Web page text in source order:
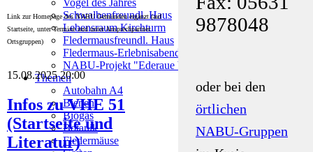
Vogel des Jahres
Schwalbenfreundl. Haus
Lebensraum Kirchturm
Fledermausfreundl. Haus
Fledermaus-Erlebnisabende
NABU-Projekt "Ederaue bei Rennertehausen"
Themen
Autobahn A4
Bienen
Biogas
Botanik
Fledermäuse
Link zur Homepage des NABU Gemünden ergänzt (auf
Startseite, unter Termine und unter Ansprechpartner
Ortsgruppen)
15.08.2025 20:00
Infos zu VHE 51
(Startseite und
Literatur)
9878048
oder bei den
örtlichen
NABU-Gruppen